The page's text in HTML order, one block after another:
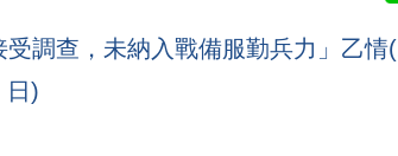
調查，未納入戰備服勤兵力」乙情
日)